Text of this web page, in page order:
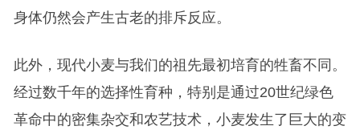
身体仍然会产生古老的排斥反应。
此外，现代小麦与我们的祖先最初培育的牲畜不同。
经过数千年的选择性育种，特别是通过20世纪绿色
革命中的密集杂交和农艺技术，小麦发生了巨大的变